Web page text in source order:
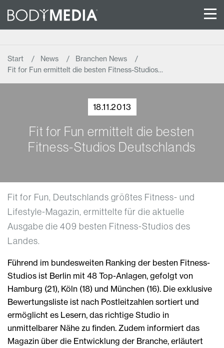
Start News
Branchen News
Fit for Fun ermittelt die besten Fitness-Studios…
18.11.2013
Fit for Fun ermittelt die besten
Fitness-Studios Deutschlands
Fit for Fun, Deutschlands größtes Fitness- und
Lifestyle-Magazin, ermittelte für die aktuelle
Ausgabe die 409 besten Fitness-Studios des
Landes.
Führend im bundesweiten Ranking der besten Fitness-
Studios ist Berlin mit 48 Top-Anlagen, gefolgt von
Hamburg (21), Köln (18) und München (16). Die exklusive
Bewertungsliste ist nach Postleitzahlen sortiert und
ermöglicht es Lesern, das richtige Studio in
unmittelbarer Nähe zu finden. Zudem informiert das
Magazin über die Entwicklung der Branche, erläutert